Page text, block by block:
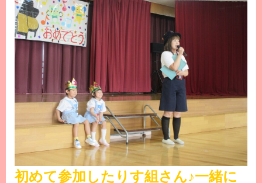
初めて参加したりす組さん♪一緒に